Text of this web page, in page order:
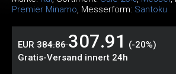
Premier Minamo, Messerform: Santoku
EUR 384.86307.91
(-20%)
Gratis-Versand innert 24h